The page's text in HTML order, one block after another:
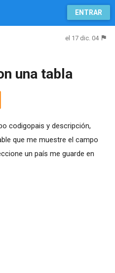
ENTRAR
el 17 dic. 04
una tabla
codigopais y descripción,
que me muestre el campo
un país me guarde en